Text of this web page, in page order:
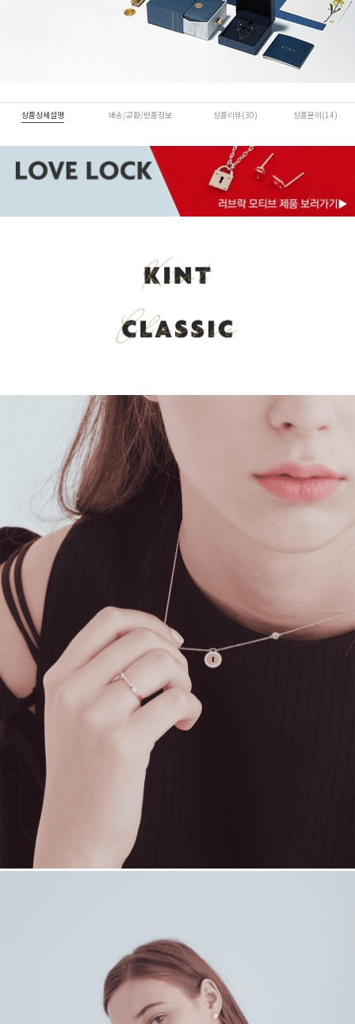
상품상세설명 배송/교환/반품정보 상품리뷰(30) 상품문의(14)